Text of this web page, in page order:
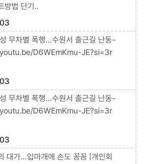
방법 단기..
무차별 폭행…수원서 출근길 난동-
D6WEmKmu-JE?si=3r
무차별 폭행…수원서 출근길 난동-
D6WEmKmu-JE?si=3r
대가…입마개에 손도 꽁꽁 |개인회